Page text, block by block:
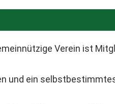
Verein ist
und ein